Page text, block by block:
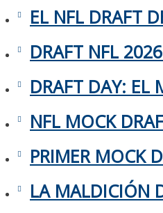
EL NFL DRAFT
DRAFT NFL
DRAFT DAY: EL
NFL MOCK
PRIMER MOCK
LA MALDICIÓN